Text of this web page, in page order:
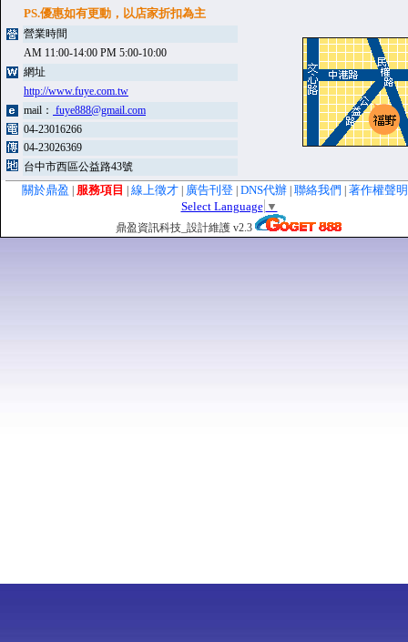
PS.優惠如有更動，以店家折扣為主
營業時間
AM 11:00-14:00 PM 5:00-10:00
網址
http://www.fuye.com.tw
mail： fuye888@gmail.com
04-23016266
04-23026369
台中市西區公益路43號
關於鼎盈 服務項目 線上徵才 廣告刊登 DNS代辦 聯絡我們 著作權
Select Language ▼
鼎盈資訊科技_設計維護 v2.3